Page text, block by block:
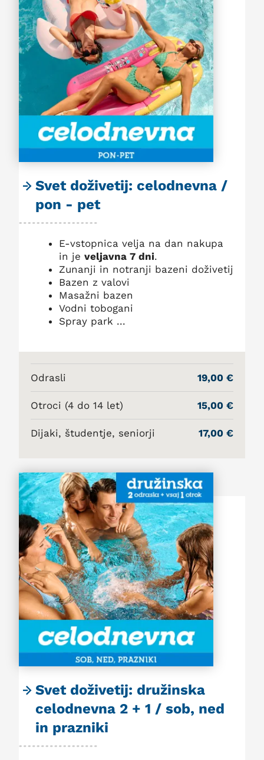
Svet doživetij: celodnevna /
pon - pet
E-vstopnica velja na dan nakupa
in je veljavna 7 dni.
Zunanji in notranji bazeni doživetij
Bazen z valovi
Masažni bazen
Vodni tobogani
Spray park ...
Odrasli 19,00 €
Otroci (4 do 14 let) 15,00 €
Dijaki, študentje, seniorji 17,00 €
Svet doživetij: družinska
celodnevna 2 + 1 / sob, ned
in prazniki